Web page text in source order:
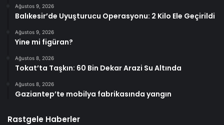
Ağustos 9, 2026
Balıkesir’de Uyuşturucu Operasyonu: 2 Kilo Ele Geçirildi
Ağustos 9, 2026
Yine mi figüran?
Ağustos 8, 2026
Tokat’ta Taşkın: 60 Bin Dekar Arazi Su Altında
Ağustos 8, 2026
Gaziantep’te mobilya fabrikasında yangın
Rastgele Haberler